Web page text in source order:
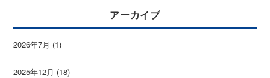
アーカイブ
2026年7月 (1)
2025年12月 (18)